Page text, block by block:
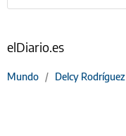
elDiario.es
Mundo / Delcy Rodríguez